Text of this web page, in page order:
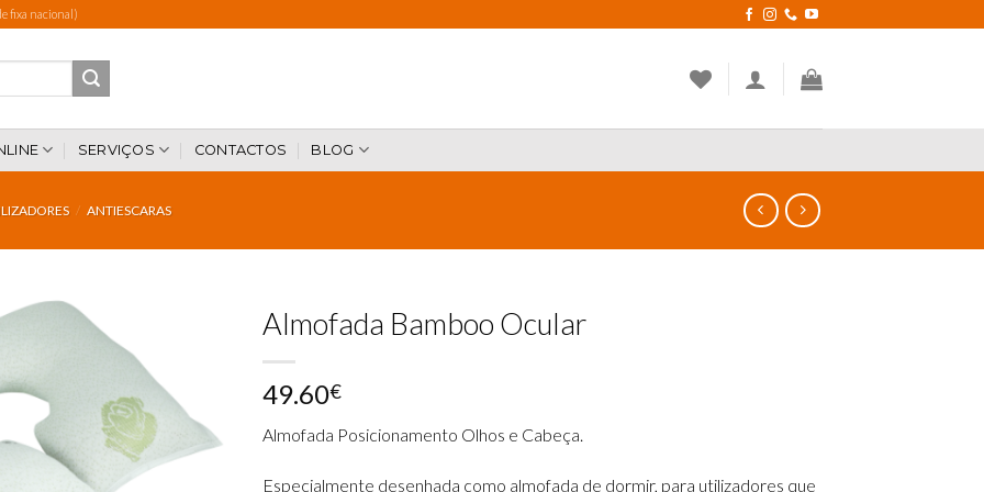
fixa nacional)
SERVIÇOS CONTACTOS BLOG
/ ANTIESCARAS
Add to
wishlist
Almofada Bamboo Ocular
49.60€
Almofada Posicionamento Olhos e Cabeça.
Especialmente desenhada como almofada de dormir, para utilizadores que